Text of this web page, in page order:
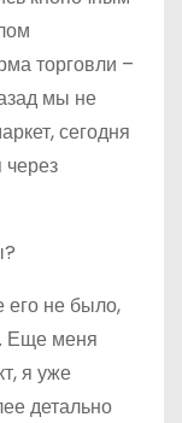
торговли –
мы не
сегодня
его не было,
Еще меня
я уже
детально